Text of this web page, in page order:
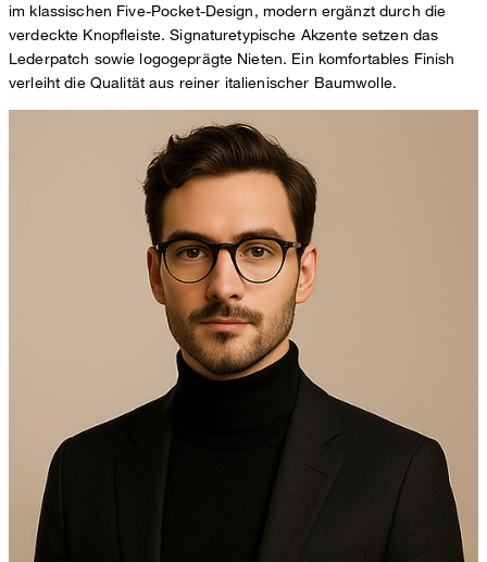
im klassischen Five-Pocket-Design, modern ergänzt durch die
verdeckte Knopfleiste. Signaturetypische Akzente setzen das
Lederpatch sowie logogeprägte Nieten. Ein komfortables Finish
verleiht die Qualität aus reiner italienischer Baumwolle.